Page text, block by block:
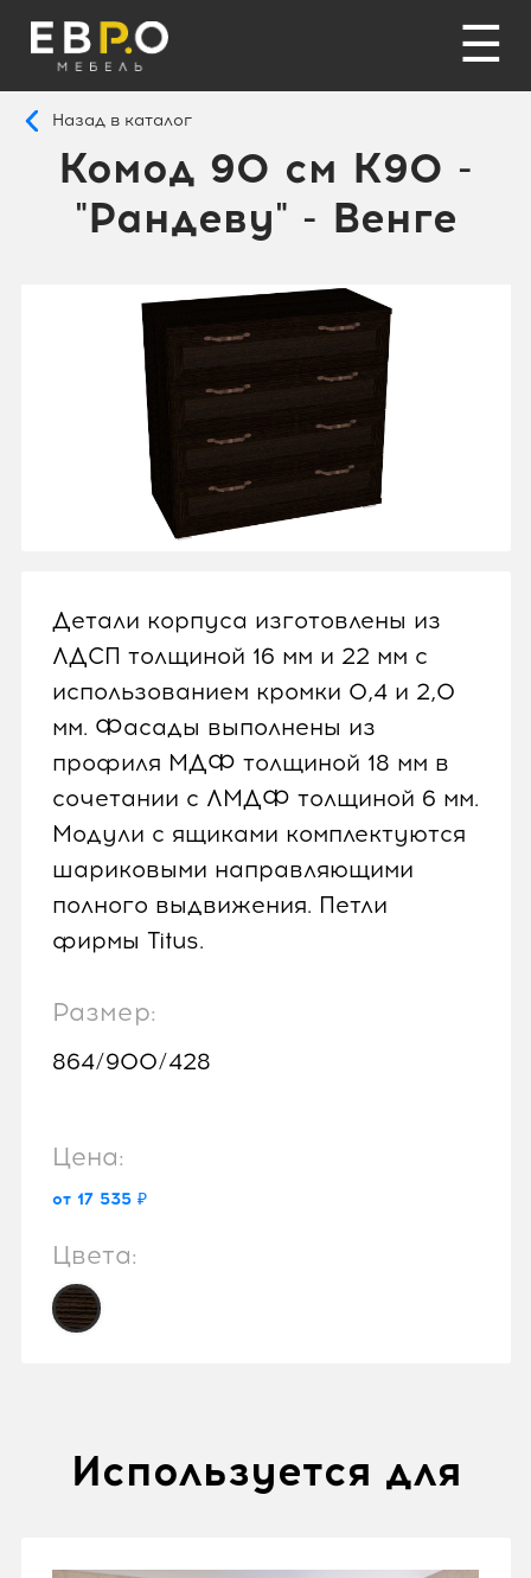
☰
Назад в каталог
Комод 90 см K90 -
"Рандеву" - Венге
Детали корпуса изготовлены из
ЛДСП толщиной 16 мм и 22 мм с
использованием кромки 0,4 и 2,0
мм. Фасады выполнены из
профиля МДФ толщиной 18 мм в
сочетании с ЛМДФ толщиной 6 мм.
Модули с ящиками комплектуются
шариковыми направляющими
полного выдвижения. Петли
фирмы Titus.
Размер:
864/900/428
Цена:
от 17 535 ₽
Цвета:
Используется для